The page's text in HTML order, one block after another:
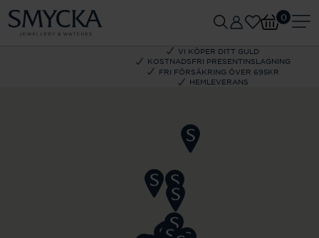
VI KÖPER DITT GULD
KOSTNADSFRI PRESENTINSLAGNING
FRI FÖRSÄKRING ÖVER 695KR
HEMLEVERANS
0